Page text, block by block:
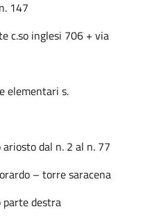
147
c.so inglesi 706 + via
elementari s.
dal n. 2 al n. 77
– torre saracena
parte destra